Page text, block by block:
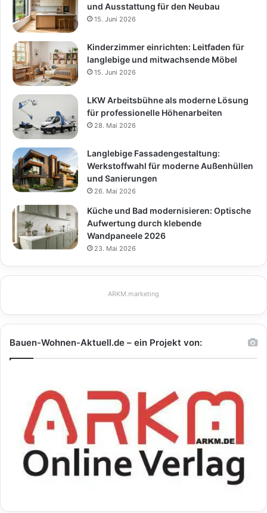
und Ausstattung für den Neubau
15. Juni 2026
Kinderzimmer einrichten: Leitfaden für
langlebige und mitwachsende Möbel
15. Juni 2026
LKW Arbeitsbühne als moderne Lösung
für professionelle Höhenarbeiten
28. Mai 2026
Langlebige Fassadengestaltung:
Werkstoffwahl für moderne Außenhüllen
und Sanierungen
26. Mai 2026
Küche und Bad modernisieren: Optische
Aufwertung durch klebende
Wandpaneele 2026
23. Mai 2026
ARKM.marketing
Bauen-Wohnen-Aktuell.de – ein Projekt von: